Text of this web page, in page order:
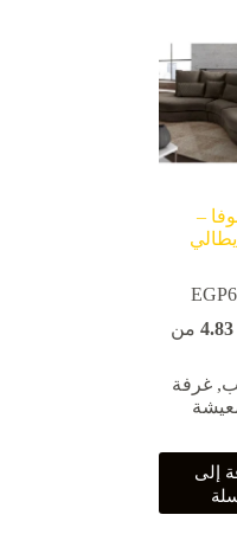
–
EGP
4.83 من
, غرفة
إلى